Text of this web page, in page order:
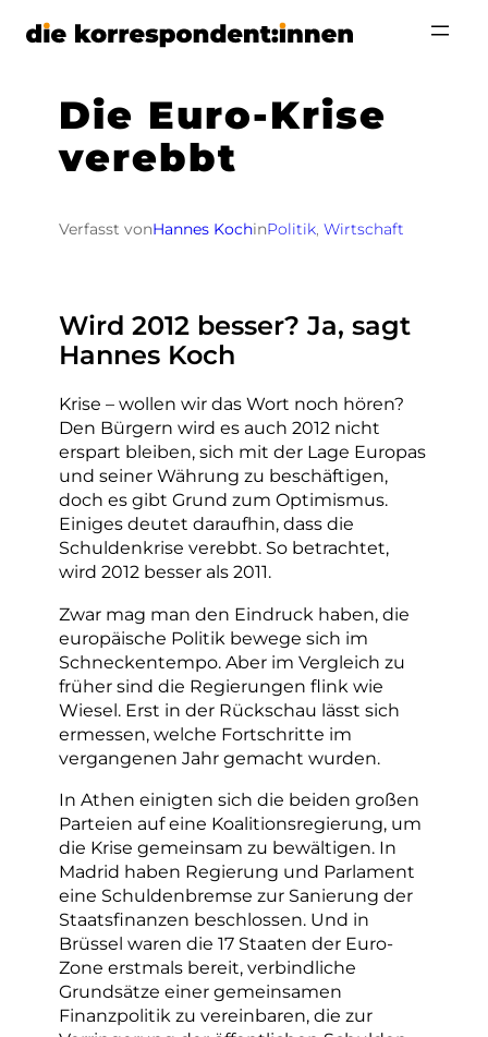
Zum
Die Euro-Krise
verebbt
Verfasst vonHannes KochinPolitik, Wirtschaft
Wird 2012 besser? Ja, sagt
Hannes Koch
Krise – wollen wir das Wort noch hören?
Den Bürgern wird es auch 2012 nicht
erspart bleiben, sich mit der Lage Europas
und seiner Währung zu beschäftigen,
doch es gibt Grund zum Optimismus.
Einiges deutet daraufhin, dass die
Schuldenkrise verebbt. So betrachtet,
wird 2012 besser als 2011.
Zwar mag man den Eindruck haben, die
europäische Politik bewege sich im
Schneckentempo. Aber im Vergleich zu
früher sind die Regierungen flink wie
Wiesel. Erst in der Rückschau lässt sich
ermessen, welche Fortschritte im
vergangenen Jahr gemacht wurden.
In Athen einigten sich die beiden großen
Parteien auf eine Koalitionsregierung, um
die Krise gemeinsam zu bewältigen. In
Madrid haben Regierung und Parlament
eine Schuldenbremse zur Sanierung der
Staatsfinanzen beschlossen. Und in
Brüssel waren die 17 Staaten der Euro-
Zone erstmals bereit, verbindliche
Grundsätze einer gemeinsamen
Finanzpolitik zu vereinbaren, die zur